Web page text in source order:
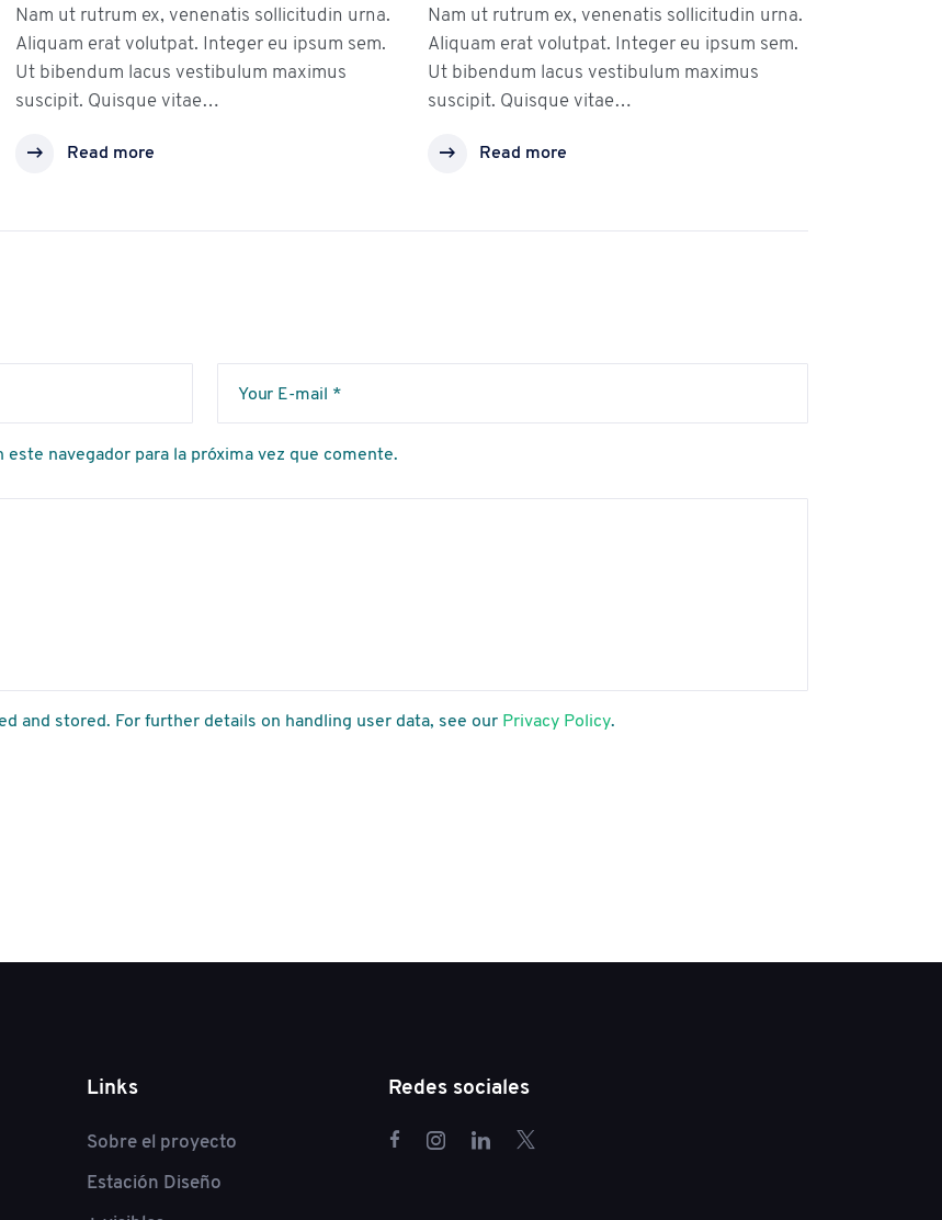
Nam ut rutrum ex, venenatis sollicitudin urna.
Aliquam erat volutpat. Integer eu ipsum sem.
Ut bibendum lacus vestibulum maximus
suscipit. Quisque vitae…
Read more
Nam ut rutrum ex, venenatis sollicitudin urna.
Aliquam erat volutpat. Integer eu ipsum sem.
Ut bibendum lacus vestibulum maximus
suscipit. Quisque vitae…
Read more
navegador para la próxima vez que comente.
and stored. For further details on handling user data, see our Privacy Policy.
Links
Sobre el proyecto
Estación Diseño
Redes sociales